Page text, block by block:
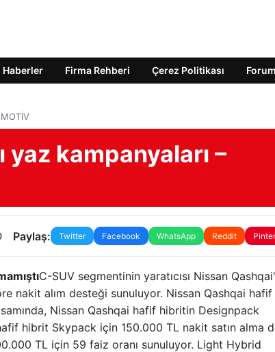
Haberler Firma Rehberi Çerez Politikası Forum
kampanyaları –
Paylaş: Twitter Facebook WhatsApp Reddit
C-SUV segmentinin yaratıcısı Nissan
nakit alım desteği sunuluyor. Nissan Qashqai
Nissan Qashqai hafif hibritin Designpack
hibrit Skypack için 150.000 TL nakit satın alma
TL için 59 faiz oranı sunuluyor. Light Hybrid